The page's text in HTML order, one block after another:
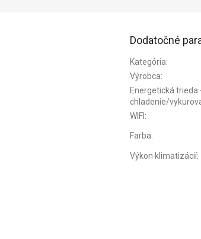
Dodatočné
Kategória:
Výrobca:
Energetická trieda
chladenie/
WIFI :
Farba:
Výkon klimatizácií: